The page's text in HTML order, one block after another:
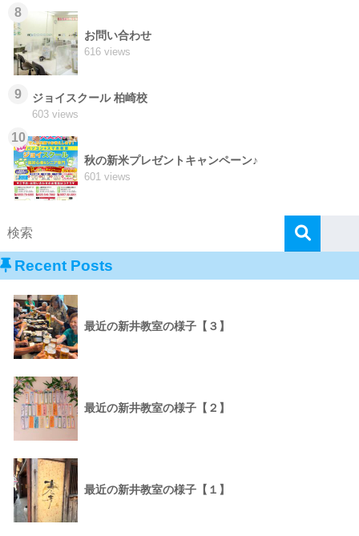
8
お問い合わせ
616 views
9 ジョイスクール 柏崎校
603 views
10
秋の新米プレゼントキャンペーン♪
601 views
Recent Posts
最近の新井教室の様子【３】
最近の新井教室の様子【２】
最近の新井教室の様子【１】